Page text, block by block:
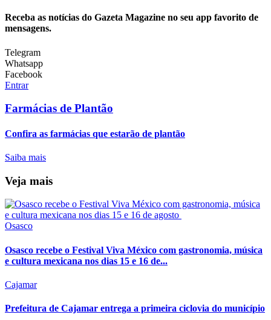
Receba as notícias do Gazeta Magazine no seu app favorito de
mensagens.
Telegram
Whatsapp
Facebook
Entrar
Farmácias de Plantão
Confira as farmácias que estarão de plantão
Saiba mais
Veja mais
Osasco
Osasco recebe o Festival Viva México com gastronomia, música
e cultura mexicana nos dias 15 e 16 de...
Cajamar
Prefeitura de Cajamar entrega a primeira ciclovia do município